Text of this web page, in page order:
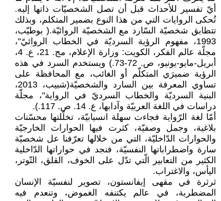
أيّ تفسير للأحداث قبل أن تصل الشخصيّات ذاتها إليه.
تُحكى الروايات التي من هذا النوع بضمير المتكلم، وبذلك
تتطابق شخصيّة السّارد مع الشخصيّة الروائيّة.( بوطيّب،
1993، مفهوم الرؤية السرديّة في الخطاب الروائيّ"،
مجلّة عالم الفكر، الكويت: وزارة الإعلام، مج. 21، ع. 4،
أبريل-مايو-يونيو، ص. 72-73.) ويستخدم السرد في هذه
الرؤية ضميرَي المتكلّم أو الغائب، مع المحافظة على
تساوي المعرفة بين السارد والشخصيّة(شبيب، 2013،
البنية السرديّة والخطاب السرديّ في الرواية"، مجلّة
دراسات في اللغة العربيّة وآدابها، ع. 14. ص. 117.).
أمّا لغة الرّواية فجاءت سهلة انسيابيّة، تخلّلتها محسّنات
بلاغية، وجمل وصفيّة، كثرت فيها الحوارات الخارجيّة
والحوارات الدّاخليّة، التي من خلالها تعرّفنا عل شخصيّة
سارة واضطراباتها النفسيّة، فنجد في حواراتها الدّاخلية
الكثير من التعابير الّتي تدّل على الخوف، القلق، التّوتر،
اليأس، والاغتراب.
ثرثرة في مقهى إيفانستون، تصوير لنفسيّة الإنسان
المضطربة، في عالم يكتنفه الغموض، وتنعدم فيه